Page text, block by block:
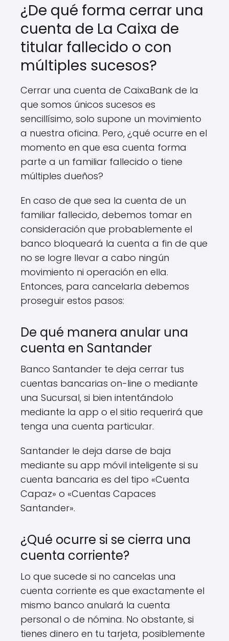
¿De qué forma cerrar una
cuenta de La Caixa de
titular fallecido o con
múltiples sucesos?
Cerrar una cuenta de CaixaBank de la
que somos únicos sucesos es
sencillísimo, solo supone un movimiento
a nuestra oficina. Pero, ¿qué ocurre en el
momento en que esa cuenta forma
parte a un familiar fallecido o tiene
múltiples dueños?
En caso de que sea la cuenta de un
familiar fallecido, debemos tomar en
consideración que probablemente el
banco bloqueará la cuenta a fin de que
no se logre llevar a cabo ningún
movimiento ni operación en ella.
Entonces, para cancelarla debemos
proseguir estos pasos:
De qué manera anular una
cuenta en Santander
Banco Santander te deja cerrar tus
cuentas bancarias on-line o mediante
una Sucursal, si bien intentándolo
mediante la app o el sitio requerirá que
tenga una cuenta particular.
Santander le deja darse de baja
mediante su app móvil inteligente si su
cuenta bancaria es del tipo «Cuenta
Capaz» o «Cuentas Capaces
Santander».
¿Qué ocurre si se cierra una
cuenta corriente?
Lo que sucede si no cancelas una
cuenta corriente es que exactamente el
mismo banco anulará la cuenta
personal o de nómina. No obstante, si
tienes dinero en tu tarjeta, posiblemente